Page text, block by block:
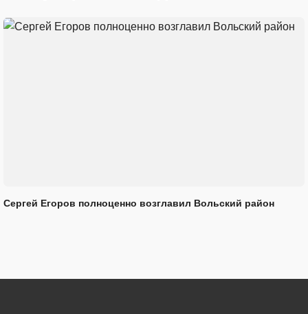
Сергей Егоров полноценно возглавил Вольский район